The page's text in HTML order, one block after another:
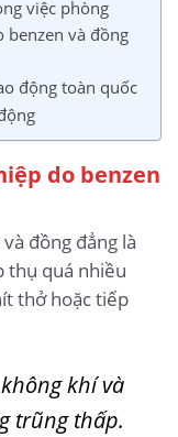
việc phòng
benzen và đồng
động toàn quốc
do benzen
đồng đẳng là
thụ quá nhiều
thở hoặc tiếp
khí và
trũng thấp.